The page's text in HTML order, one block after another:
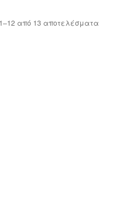
από 13 αποτελέσματαSorted